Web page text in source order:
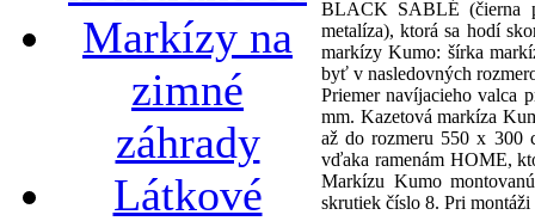
Markízy na
zimné
záhrady
Látkové
BLACK SABLÉ (čierna
metalíza), ktorá sa hodí
markízy Kumo: šírka
byť v nasledovných
Priemer navíjacieho valca
mm. Kazetová markíza
až do rozmeru 550 x 300
vďaka ramenám HOME,
Markízu Kumo
skrutiek číslo 8. Pri